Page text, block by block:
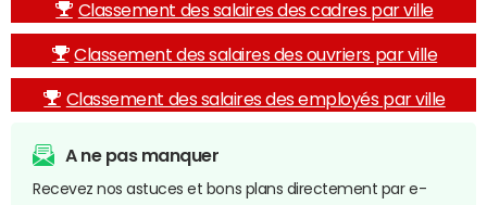
Classement des salaires des cadres par ville
Classement des salaires des ouvriers par ville
Classement des salaires des employés par ville
A ne pas manquer
Recevez nos astuces et bons plans directement par e-